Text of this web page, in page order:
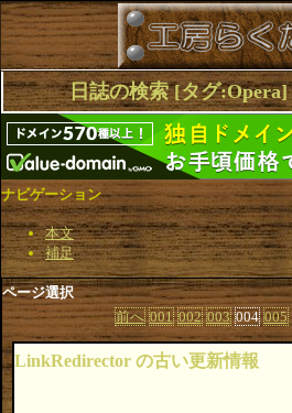
日誌の検索 [タグ:Opera]
ナビゲーション
本文
補足
ページ選択
前へ 001 002 003 004 005
LinkRedirector の古い更新情報